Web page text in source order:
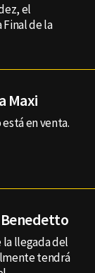
el
de la
Maxi
en venta.
la llegada del
tendrá